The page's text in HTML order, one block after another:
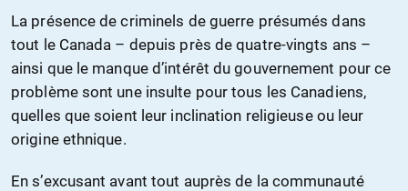
La présence de criminels de guerre présumés dans
tout le Canada – depuis près de quatre-vingts ans –
ainsi que le manque d’intérêt du gouvernement pour ce
problème sont une insulte pour tous les Canadiens,
quelles que soient leur inclination religieuse ou leur
origine ethnique.
En s’excusant avant tout auprès de la communauté